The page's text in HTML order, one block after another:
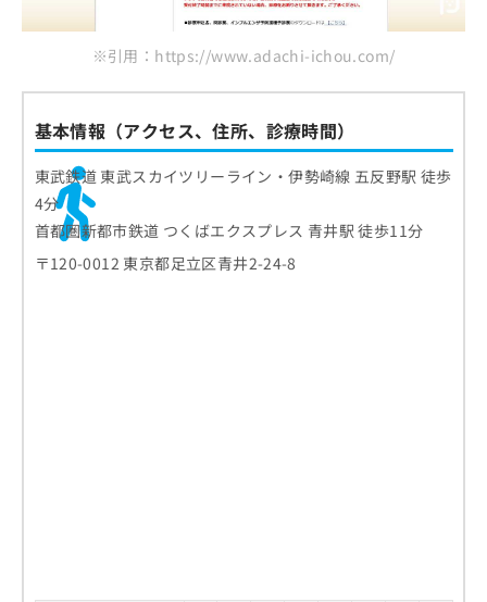
※引用：https://www.adachi-ichou.com/
基本情報（アクセス、住所、診療時間）
東武鉄道 東武スカイツリーライン・伊勢崎線 五反野駅 徒歩
4分
首都圏新都市鉄道 つくばエクスプレス 青井駅 徒歩11分
〒120-0012 東京都足立区青井2-24-8